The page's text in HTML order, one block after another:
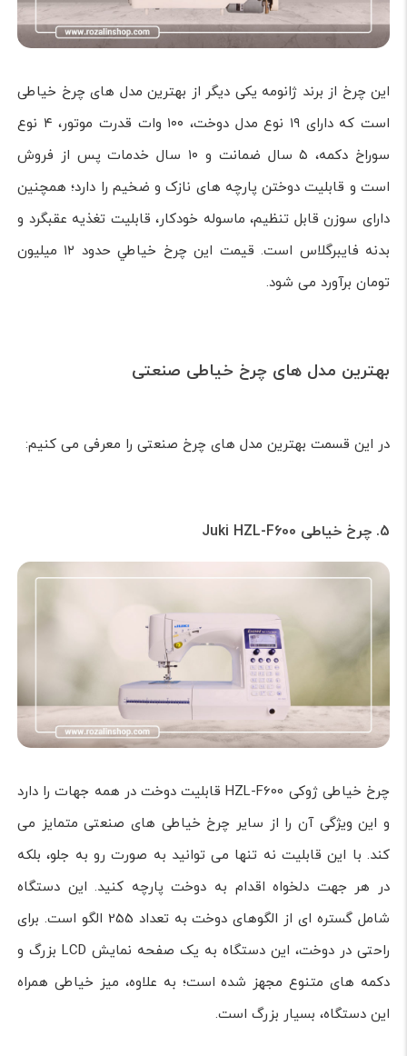
این چرخ از برند ژانومه یکی دیگر از بهترین مدل های چرخ خیاطی
است که دارای ۱۹ نوع مدل دوخت، ۱۰۰ وات قدرت موتور، ۴ نوع
سوراخ دکمه، ۵ سال ضمانت و ۱۰ سال خدمات پس از فروش
است و قابلیت دوختن پارچه های نازک و ضخیم را دارد؛ همچنین
دارای سوزن قابل تنظيم، ماسوله خودکار، قابليت تغذيه عقبگرد و
بدنه فایبرگلاس است. قيمت اين چرخ خياطي حدود ۱۲ ميليون
تومان برآورد می شود.
بهترین مدل های چرخ خیاطی صنعتی
در این قسمت بهترین مدل های چرخ صنعتی را معرفی می کنیم:
5. چرخ خیاطی Juki HZL-F600
چرخ خیاطی ژوکی HZL-F600 قابلیت دوخت در همه جهات را دارد
و این ویژگی آن را از سایر چرخ خیاطی های صنعتی متمایز می
کند. با این قابلیت نه تنها می توانید به صورت رو به جلو، بلکه
در هر جهت دلخواه اقدام به دوخت پارچه کنید. این دستگاه
شامل گستره ای از الگوهای دوخت به تعداد 255 الگو است. برای
راحتی در دوخت، این دستگاه به یک صفحه نمایش LCD بزرگ و
دکمه های متنوع مجهز شده است؛ به علاوه، میز خیاطی همراه
این دستگاه، بسیار بزرگ است.